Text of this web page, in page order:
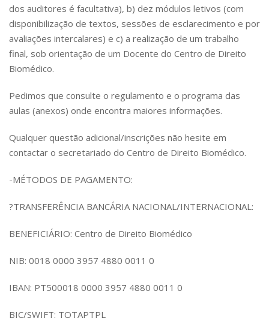
dos auditores é facultativa), b) dez módulos letivos (com
disponibilização de textos, sessões de esclarecimento e por
avaliações intercalares) e c) a realização de um trabalho
final, sob orientação de um Docente do Centro de Direito
Biomédico.
Pedimos que consulte o regulamento e o programa das
aulas (anexos) onde encontra maiores informações.
Qualquer questão adicional/inscrições não hesite em
contactar o secretariado do Centro de Direito Biomédico.
-MÉTODOS DE PAGAMENTO:
?TRANSFERÊNCIA BANCÁRIA NACIONAL/INTERNACIONAL:
BENEFICIÁRIO: Centro de Direito Biomédico
NIB: 0018 0000 3957 4880 0011 0
IBAN: PT500018 0000 3957 4880 0011 0
BIC/SWIFT: TOTAPTPL